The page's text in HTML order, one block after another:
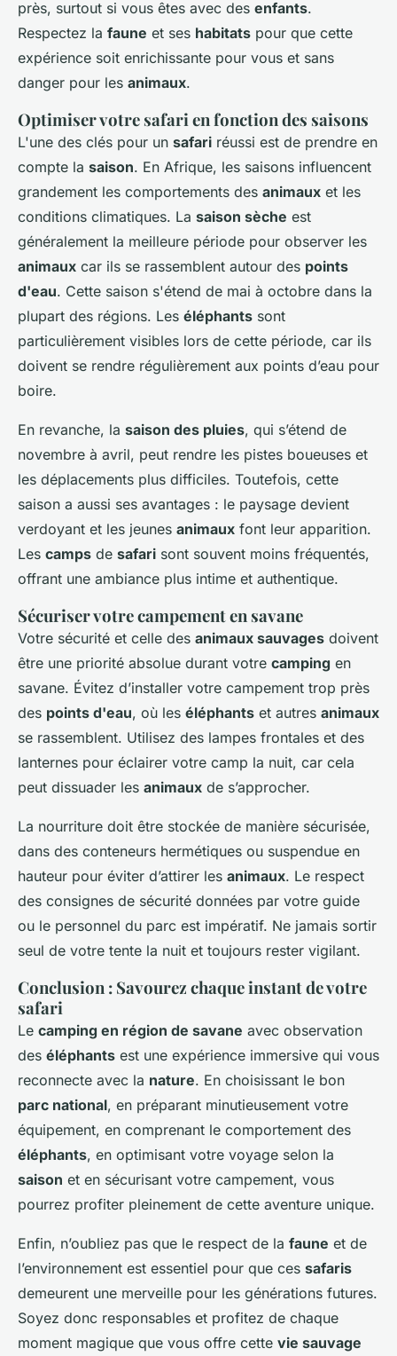
près, surtout si vous êtes avec des enfants.
Respectez la faune et ses habitats pour que cette
expérience soit enrichissante pour vous et sans
danger pour les animaux.
Optimiser votre safari en fonction des saisons
L'une des clés pour un safari réussi est de prendre en
compte la saison. En Afrique, les saisons influencent
grandement les comportements des animaux et les
conditions climatiques. La saison sèche est
généralement la meilleure période pour observer les
animaux car ils se rassemblent autour des points
d'eau. Cette saison s'étend de mai à octobre dans la
plupart des régions. Les éléphants sont
particulièrement visibles lors de cette période, car ils
doivent se rendre régulièrement aux points d’eau pour
boire.
En revanche, la saison des pluies, qui s’étend de
novembre à avril, peut rendre les pistes boueuses et
les déplacements plus difficiles. Toutefois, cette
saison a aussi ses avantages : le paysage devient
verdoyant et les jeunes animaux font leur apparition.
Les camps de safari sont souvent moins fréquentés,
offrant une ambiance plus intime et authentique.
Sécuriser votre campement en savane
Votre sécurité et celle des animaux sauvages doivent
être une priorité absolue durant votre camping en
savane. Évitez d’installer votre campement trop près
des points d'eau, où les éléphants et autres animaux
se rassemblent. Utilisez des lampes frontales et des
lanternes pour éclairer votre camp la nuit, car cela
peut dissuader les animaux de s’approcher.
La nourriture doit être stockée de manière sécurisée,
dans des conteneurs hermétiques ou suspendue en
hauteur pour éviter d’attirer les animaux. Le respect
des consignes de sécurité données par votre guide
ou le personnel du parc est impératif. Ne jamais sortir
seul de votre tente la nuit et toujours rester vigilant.
Conclusion : Savourez chaque instant de votre
safari
Le camping en région de savane avec observation
des éléphants est une expérience immersive qui vous
reconnecte avec la nature. En choisissant le bon
parc national, en préparant minutieusement votre
équipement, en comprenant le comportement des
éléphants, en optimisant votre voyage selon la
saison et en sécurisant votre campement, vous
pourrez profiter pleinement de cette aventure unique.
Enfin, n’oubliez pas que le respect de la faune et de
l’environnement est essentiel pour que ces safaris
demeurent une merveille pour les générations futures.
Soyez donc responsables et profitez de chaque
moment magique que vous offre cette vie sauvage